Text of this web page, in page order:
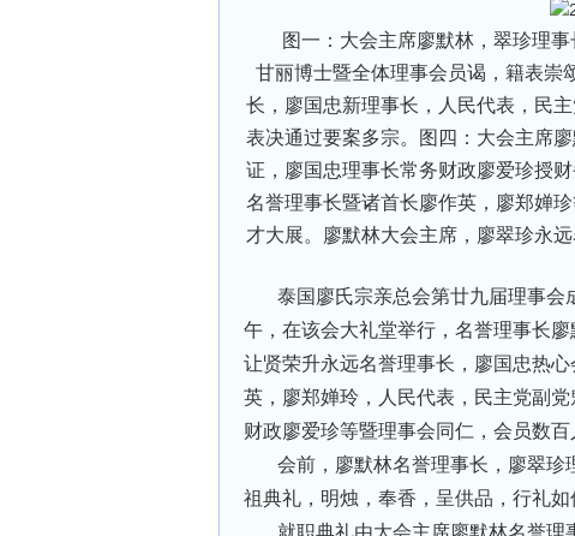
图一：大会主席廖默林，翠珍理事
甘丽博士暨全体理事会员谒，籍表崇
长，廖国忠新理事长，人民代表，民
表决通过要案多宗。图四：大会主席
证，廖国忠理事长常务财政廖爱珍授
名誉理事长暨诸首长廖作英，廖郑婵
才大展。廖默林大会主席，廖翠珍永
泰国廖氏宗亲总会第廿九届理事会
午，在该会大礼堂举行，名誉理事长
让贤荣升永远名誉理事长，廖国忠热
英，廖郑婵玲，人民代表，民主党副
财政廖爱珍等暨理事会同仁，会员数百
会前，廖默林名誉理事长，廖翠珍
祖典礼，明烛，奉香，呈供品，行礼如
就职典礼由大会主席廖默林名誉理